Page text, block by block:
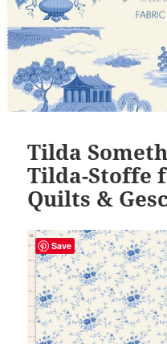
Tilda
Tilda-Stoffe
Quilts &
Save